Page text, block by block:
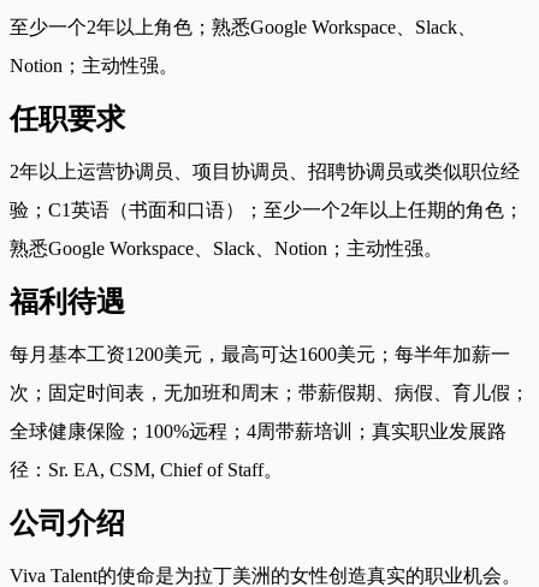
至少一个2年以上角色；熟悉Google Workspace、Slack、
Notion；主动性强。
任职要求
2年以上运营协调员、项目协调员、招聘协调员或类似职位经
验；C1英语（书面和口语）；至少一个2年以上任期的角色；
熟悉Google Workspace、Slack、Notion；主动性强。
福利待遇
每月基本工资1200美元，最高可达1600美元；每半年加薪一
次；固定时间表，无加班和周末；带薪假期、病假、育儿假；
全球健康保险；100%远程；4周带薪培训；真实职业发展路
径：Sr. EA, CSM, Chief of Staff。
公司介绍
Viva Talent的使命是为拉丁美洲的女性创造真实的职业机会。